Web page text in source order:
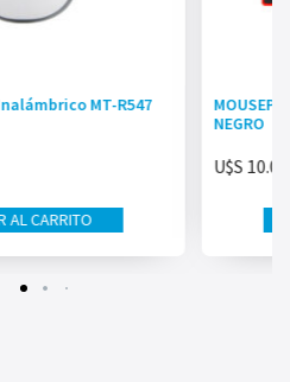
MT-R547
AL CARRITO
NEGRO
U$S 10.00